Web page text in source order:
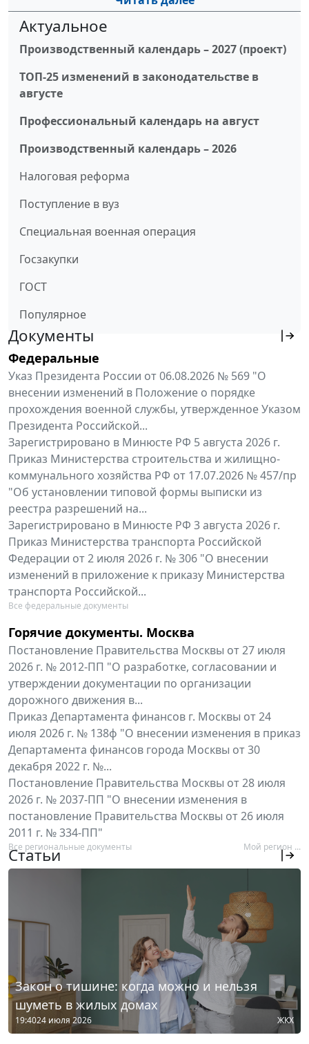
Актуальное
Производственный календарь – 2027 (проект)
ТОП-25 изменений в законодательстве в
августе
Профессиональный календарь на август
Производственный календарь – 2026
Налоговая реформа
Поступление в вуз
Специальная военная операция
Госзакупки
ГОСТ
Популярное
Документы
Федеральные
Указ Президента России от 06.08.2026 № 569 "О
внесении изменений в Положение о порядке
прохождения военной службы, утвержденное Указом
Президента Российской...
Зарегистрировано в Минюсте РФ 5 августа 2026 г.
Приказ Министерства строительства и жилищно-
коммунального хозяйства РФ от 17.07.2026 № 457/пр
"Об установлении типовой формы выписки из
реестра разрешений на...
Зарегистрировано в Минюсте РФ 3 августа 2026 г.
Приказ Министерства транспорта Российской
Федерации от 2 июля 2026 г. № 306 "О внесении
изменений в приложение к приказу Министерства
транспорта Российской...
Все федеральные документы
Горячие документы. Москва
Постановление Правительства Москвы от 27 июля
2026 г. № 2012-ПП "О разработке, согласовании и
утверждении документации по организации
дорожного движения в...
Приказ Департамента финансов г. Москвы от 24
июля 2026 г. № 138ф "О внесении изменения в приказ
Департамента финансов города Москвы от 30
декабря 2022 г. №...
Постановление Правительства Москвы от 28 июля
2026 г. № 2037-ПП "О внесении изменения в
постановление Правительства Москвы от 26 июля
2011 г. № 334-ПП"
Все региональные документы Мой регион ...
Статьи
Закон о тишине: когда можно и нельзя
шуметь в жилых домах
19:4024 июля 2026 ЖКХ